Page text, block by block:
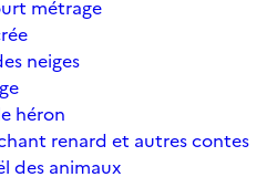
métrage
neiges
héron
renard et autres contes
des animaux